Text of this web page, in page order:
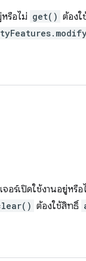
รือไม่ get() ต้องใ
อร์เปิดใช้งานอยู่หรือ
ต้องใช้สิทธิ์